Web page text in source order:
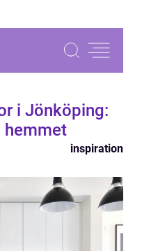
i Jönköping:
hemmet
inspiration